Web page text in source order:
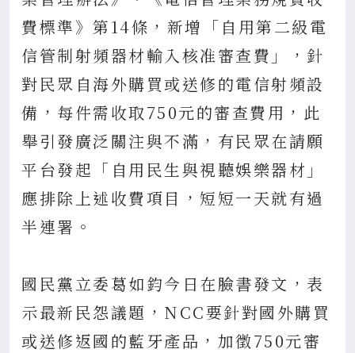
費標準》第14條，新增「自用第二級電
信管制射頻器材輸入核准審查費」，針
對民眾自海外購買或送修的電信射頻設
備，每件需收取750元的審查費用，此
舉引發廣泛關注與不滿，有民眾在請願
平台發起「自用民生與視聽娛樂器材」
應排除上述收費項目，短短一天就有過
半連署。
國民黨立委葛如鈞今日在臉書發文，表
示最新民怨議題，NCC要針對國外購買
或送修返國的藍牙產品，加徵750元審